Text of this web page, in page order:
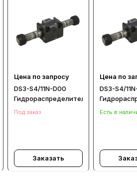
Цена по запросу
DS3-S4/11N-D00
Гидрораспределитель
Под заказ
Заказать
Цена по
DS3-S4/
Есть в